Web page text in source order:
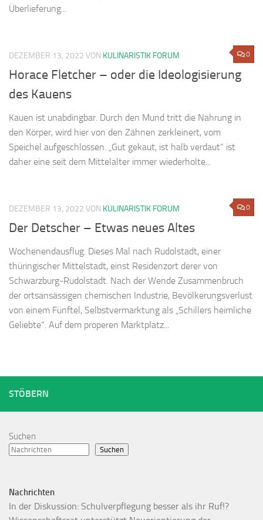
Überlieferung...
0
DEZEMBER 13, 2022 VON KULINARISTIK FORUM
Horace Fletcher – oder die Ideologisierung
des Kauens
Kauen ist unabdingbar. Durch den Mund tritt die Nahrung in
den Körper, wird hier von den Zähnen zerkleinert, vom
Speichel aufgeschlossen. „Gut gekaut, ist halb verdaut“ ist
daher eine seit dem Mittelalter immer wiederholte...
0
DEZEMBER 13, 2022 VON KULINARISTIK FORUM
Der Detscher – Etwas neues Altes
Wochenendausflug. Dieses Mal nach Rudolstadt, einer
thüringischer Mittelstadt, einst Residenzort derer von
Schwarzburg-Rudolstadt. Nach der Wende Zusammenbruch
der ortsansässigen chemischen Industrie, Bevölkerungsverlust
von einem Fünftel, Selbstvermarktung als „Schillers heimliche
Geliebte“. Auf dem properen Marktplatz...
STÖBERN
Suchen
Suchen
Nachrichten
In der Diskussion: Schulverpflegung besser als ihr Ruf!?